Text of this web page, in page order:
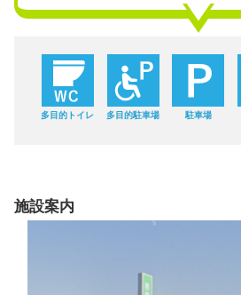
多目的トイレ 多目的駐車場 駐車場
施設案内